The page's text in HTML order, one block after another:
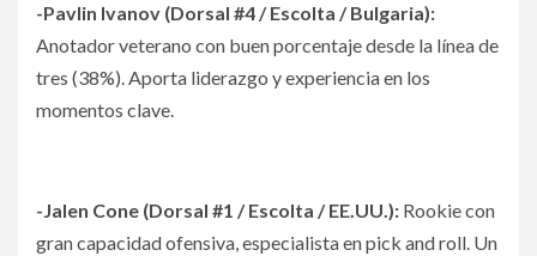
-Pavlin Ivanov (Dorsal #4 / Escolta / Bulgaria):
Anotador veterano con buen porcentaje desde la línea de
tres (38%). Aporta liderazgo y experiencia en los
momentos clave.
-Jalen Cone (Dorsal #1 / Escolta / EE.UU.): Rookie con
gran capacidad ofensiva, especialista en pick and roll. Un